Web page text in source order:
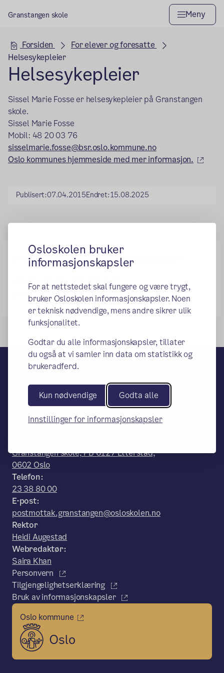
Osloskolen bruker
informasjonskapsler
For at nettstedet skal fungere og være trygt,
bruker Osloskolen informasjonskapsler. Noen
er teknisk nødvendige, mens andre sikrer ulik
funksjonalitet.
Godtar du alle informasjonskapsler, tillater
du også at vi samler inn data om statistikk og
brukeradferd.
Kun nødvendige Godta alle
Innstillinger for informasjonskapsler
Granstangen skole Meny
Hovedseksjon
Forsiden
For elever og foresatte
Helsesykepleier
Helsesykepleier
Sissel Marie Fosseer helsesykepleier på Granstangen
skole.
Sissel Marie Fosse
Mobil: 48 20 03 76
sisselmarie.fosse@bsr.oslo.kommune.no
Oslo kommunes hjemmeside med mer informasjon.
Publisert:07.04.2015Endret:15.08.2025
Informasjon fra Helsesykepleier
Helseskjema 8 trinn.pdf
Info til foresatte helsesamtalen.pdf
Granstangen skole
– en del av Osloskolen
Besøks- og leveringsadresse:
Granstangen 52, 1051 Oslo
Granstangen skole, PB 6127 Etterstad,
0602 Oslo
Telefon:
23 38 80 00
E-post:
postmottak.granstangen@osloskolen.no
Rektor
Heidi Augestad
Webredaktør:
Saira Khan
Personvern
Tilgjengelighetserklæring
Bruk av informasjonskapsler
Oslo kommune